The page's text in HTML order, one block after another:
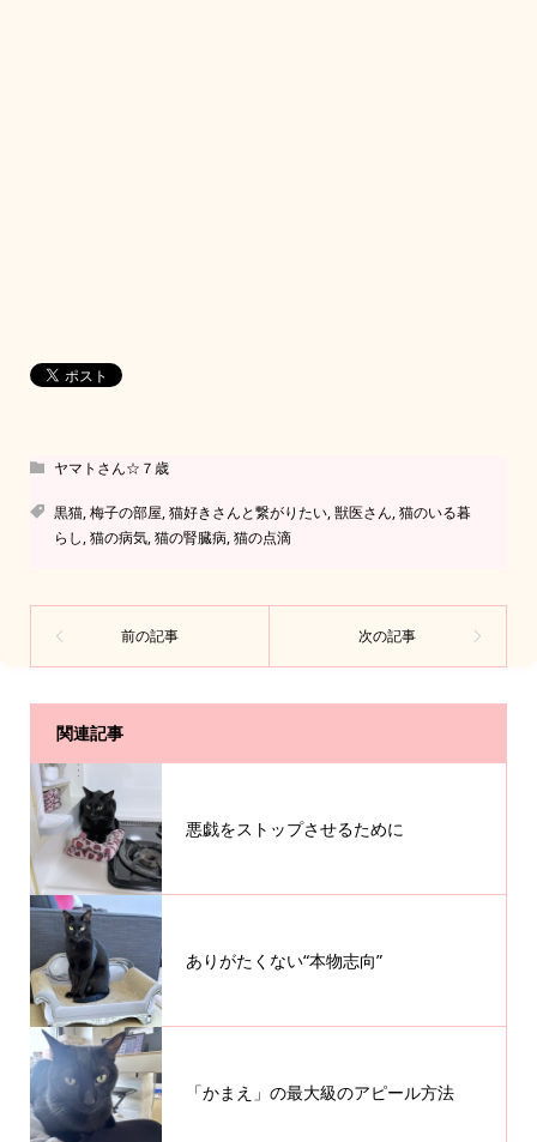
ヤマトさん☆７歳
黒猫,梅子の部屋,猫好きさんと繋がりたい,獣医さん,猫のいる暮
らし,猫の病気,猫の腎臓病,猫の点滴
関連記事
悪戯をストップさせるために
ありがたくない“本物志向”
「かまえ」の最大級のアピール方法